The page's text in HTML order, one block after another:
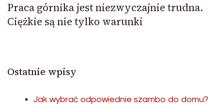
Praca górnika jest niezwyczajnie trudna.
Ciężkie są nie tylko warunki
Ostatnie wpisy
Jak wybrać odpowiednie szambo do domu?